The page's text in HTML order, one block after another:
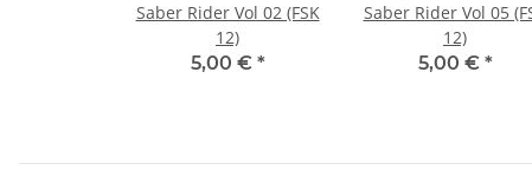
Saber Rider Vol 02 (FSK
12)
5,00 € *
Saber Rider Vol 05
12)
5,00 € *